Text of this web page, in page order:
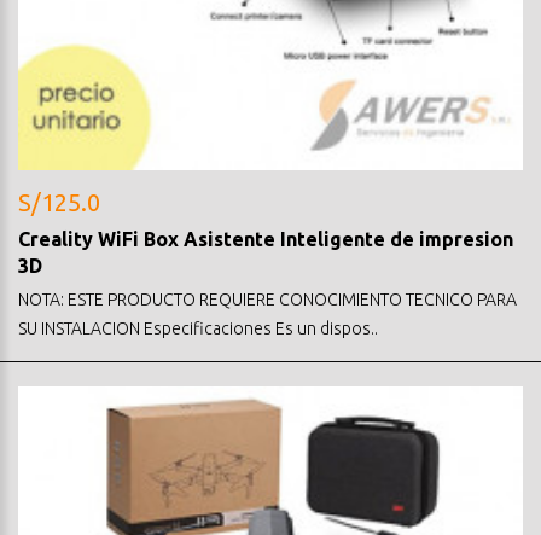
S/125.0
Creality WiFi Box Asistente Inteligente de impresion
3D
NOTA: ESTE PRODUCTO REQUIERE CONOCIMIENTO TECNICO PARA
SU INSTALACION Especificaciones Es un dispos..